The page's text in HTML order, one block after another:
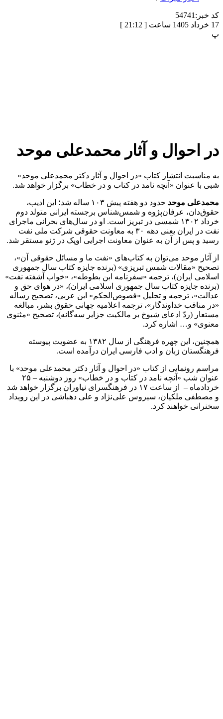
54741
و آثار محمدعلی موحد
انتشار کتاب «در احوال و آثار دکتر محمدعلی موحد»
عنوان «آنچه نامد در کتاب و در خطاب» برگزار خواهد شد.
موحد
حدود دو هفته پیش ۱۰۳ ساله شد؛ این ادیب،
عرفان‌پژوه و شمس‌شناس برجسته ایرانی متولد دوم
خرداد ۱۳۰۲ شمسی در تبریز است. او در سال‌های بحرانی ماجرای
نفت در ایران یعنی دهه ۳۰ به معاونت حقوقی شرکت ملی نفت
پس از آن به‌ عنوان معاونت اجرایی اوپک در ژنو مستقر شد.
موحد می‌توان به کتاب‌های «نفت ما و مسائل حقوقی آن»،
«مقالات شمس تبریزی» (برنده جایزه کتاب سال جمهوری
ایران)، ترجمه «سفرنامه ابن بطوطه»، «خواب آشفته نفت»
جایزه کتاب سال جمهوری اسلامی ایران)، «در هوای حق و
ترجمه و تحلیل «فصوص‌الحکم» ابن عربی، تصحیح رساله
خداوندگار»، ترجمه اعلامیه جهانی حقوق بشر، مبالغه
(ردّ ادعای شیوخ بر مالکیت جزایر سه‌گانه)، تصحیح «مثنوی
و… اشاره کرد.
همچنین، این چهره فرهنگی از سال ۱۳۸۲ به عضویت پیوسته
زبان و ادب فارسی ایران درآمده است.
از کتاب «در احوال و آثار دکتر محمدعلی موحد» با
عنوان شب «آنچه نامد در کتاب و در خطاب» روز دوشنبه – ۲۵
خردادماه – از ساعت ۱۷ در فرهنگسرای نیاوران برگزار خواهد شد
ملکیان، سیروس علی‌نژاد و علی دهباشی در این رویداد
خواهند کرد.